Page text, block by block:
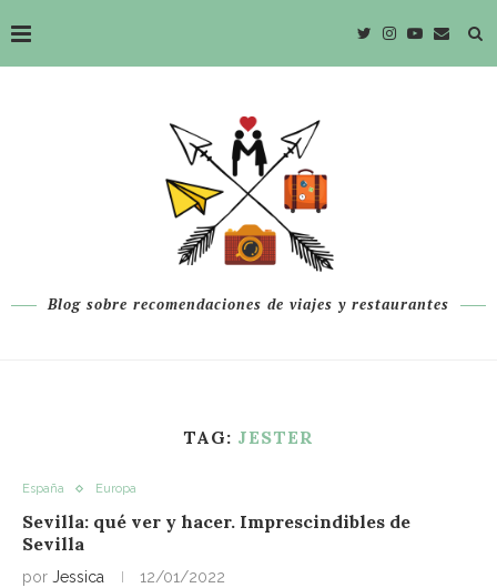
Blog sobre recomendaciones de viajes y restaurantes
TAG: JESTER
España Europa
Sevilla: qué ver y hacer. Imprescindibles de
Sevilla
por Jessica 12/01/2022